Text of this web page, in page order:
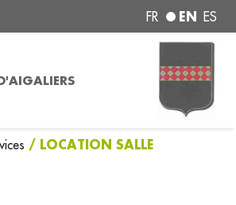
FR EN ES
/ LOCATION SALLE